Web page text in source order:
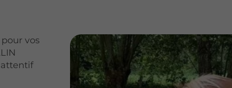
vos
attentif